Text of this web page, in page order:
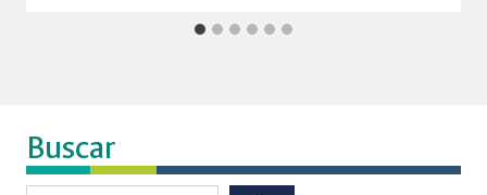
Buscar